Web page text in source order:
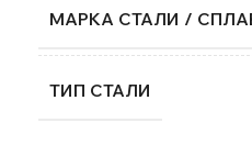
МАРКА СТАЛИ /
ТИП СТАЛИ